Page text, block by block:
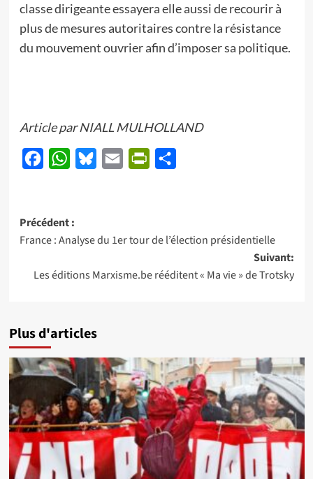
classe dirigeante essayera elle aussi de recourir à
plus de mesures autoritaires contre la résistance
du mouvement ouvrier afin d’imposer sa politique.
Article par NIALL MULHOLLAND
FacebookWhatsApp
BlueskyEmail PrintFriendly
Navigation
d’article
Précédent :
France : Analyse du 1er tour de l’élection présidentielle
Suivant:
Les éditions Marxisme.be rééditent « Ma vie » de Trotsky
Plus d'articles